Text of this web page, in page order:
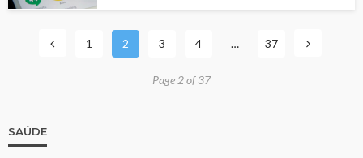
1 2 3 4 … 37
Page 2 of 37
SAÚDE